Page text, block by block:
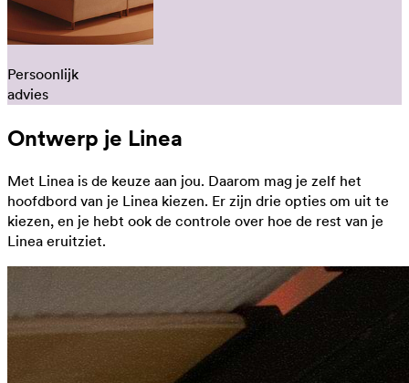
Persoonlijk
advies
Ontwerp je Linea
Met Linea is de keuze aan jou. Daarom mag je zelf het
hoofdbord van je Linea kiezen. Er zijn drie opties om uit te
kiezen, en je hebt ook de controle over hoe de rest van je
Linea eruitziet.